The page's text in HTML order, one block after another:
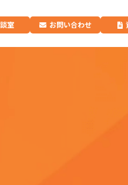
室 お問い合わせ